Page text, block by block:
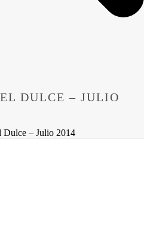
DULCE – JULIO
Dulce – Julio 2014